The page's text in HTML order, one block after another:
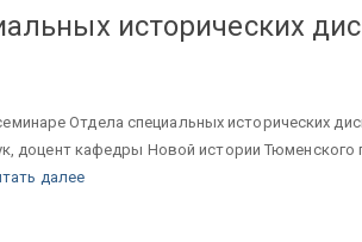
исторических
Отдела специальных исторических
доцент кафедры Новой истории Тюменского
далее